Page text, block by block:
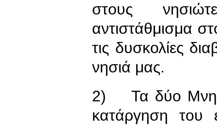
στους
αντιστάθμισμα
τις δυσκολίες
νησιά μας.
2) Τα δύο
κατάργηση του